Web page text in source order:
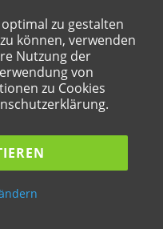
zu gestalten
können, verwenden
Nutzung der
von
zu Cookies